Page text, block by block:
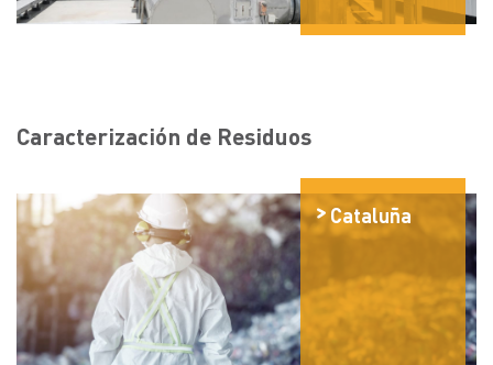
Caracterización de Residuos
Cataluña